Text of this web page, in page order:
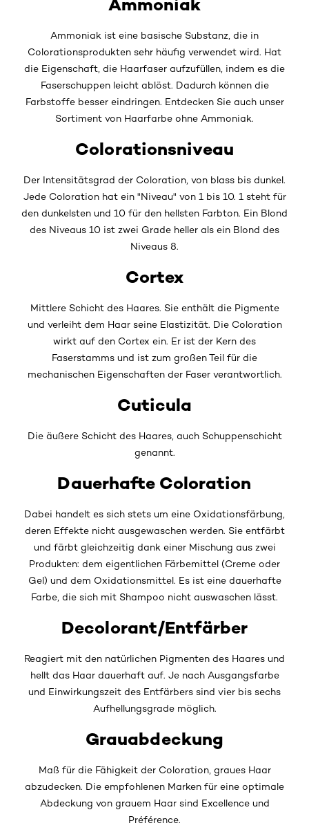
Ammoniak
Ammoniak ist eine basische Substanz, die in
Colorationsprodukten sehr häufig verwendet wird. Hat
die Eigenschaft, die Haarfaser aufzufüllen, indem es die
Faserschuppen leicht ablöst. Dadurch können die
Farbstoffe besser eindringen. Entdecken Sie auch unser
Sortiment von Haarfarbe ohne Ammoniak.
Colorationsniveau
Der Intensitätsgrad der Coloration, von blass bis dunkel.
Jede Coloration hat ein "Niveau" von 1 bis 10. 1 steht für
den dunkelsten und 10 für den hellsten Farbton. Ein Blond
des Niveaus 10 ist zwei Grade heller als ein Blond des
Niveaus 8.
Cortex
Mittlere Schicht des Haares. Sie enthält die Pigmente
und verleiht dem Haar seine Elastizität. Die Coloration
wirkt auf den Cortex ein. Er ist der Kern des
Faserstamms und ist zum großen Teil für die
mechanischen Eigenschaften der Faser verantwortlich.
Cuticula
Die äußere Schicht des Haares, auch Schuppenschicht
genannt.
Dauerhafte Coloration
Dabei handelt es sich stets um eine Oxidationsfärbung,
deren Effekte nicht ausgewaschen werden. Sie entfärbt
und färbt gleichzeitig dank einer Mischung aus zwei
Produkten: dem eigentlichen Färbemittel (Creme oder
Gel) und dem Oxidationsmittel. Es ist eine dauerhafte
Farbe, die sich mit Shampoo nicht auswaschen lässt.
Decolorant/Entfärber
Reagiert mit den natürlichen Pigmenten des Haares und
hellt das Haar dauerhaft auf. Je nach Ausgangsfarbe
und Einwirkungszeit des Entfärbers sind vier bis sechs
Aufhellungsgrade möglich.
Grauabdeckung
Maß für die Fähigkeit der Coloration, graues Haar
abzudecken. Die empfohlenen Marken für eine optimale
Abdeckung von grauem Haar sind Excellence und
Préférence.